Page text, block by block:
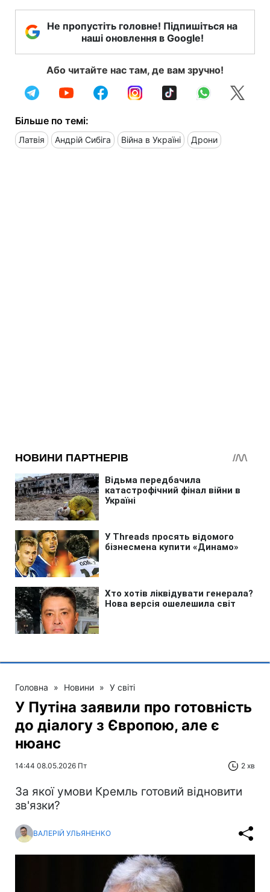
Не пропустіть головне! Підпишіться на
наші оновлення в Google!
Або читайте нас там, де вам зручно!
Більше по темі:
Латвія Андрій Сибіга Війна в Україні Дрони
Головна » Новини » У світі
У Путіна заявили про готовність
до діалогу з Європою, але є
нюанс
14:44 08.05.2026 Пт 2 хв
За якої умови Кремль готовий відновити
зв'язки?
ВАЛЕРІЙ УЛЬЯНЕНКО